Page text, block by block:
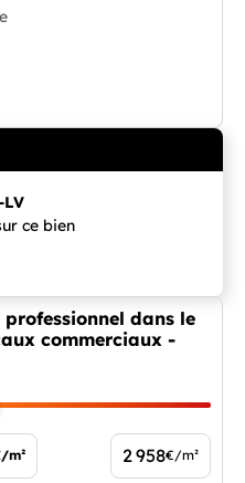
LV
ce bien
dans le
commerciaux -
m² 2 958€/m²